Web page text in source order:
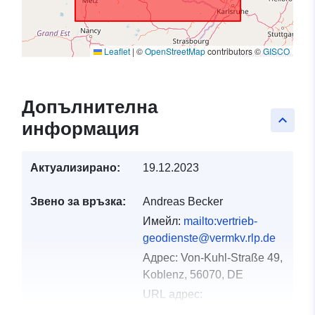
Leaflet | ©OpenStreetMapcontributors ©GISCO
keyboard_arrow_up
Допълнителна
информация
Актуализирано: 19.12.2023
Звено за връзка:
Andreas Becker
Имейл: mailto:vertrieb-
geodienste@vermkv.rlp.de
Адрес: Von-Kuhl-Straße 49,
Koblenz, 56070, DE
URL адрес: